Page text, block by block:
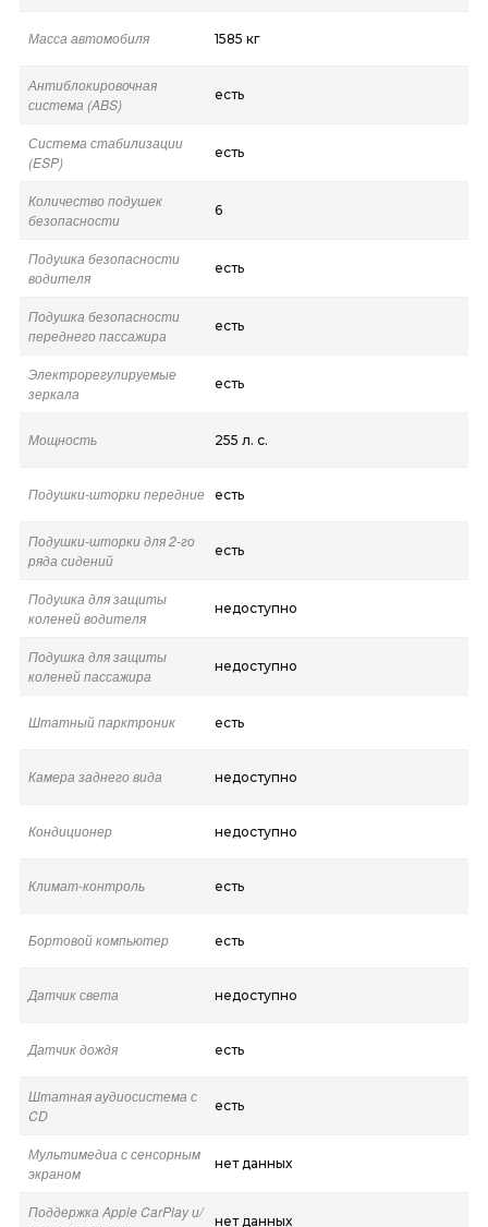
Масса автомобиля 1585 кг
Антиблокировочная
система (ABS)
есть
Система стабилизации
(ESP)
есть
Количество подушек
безопасности
6
Подушка безопасности
водителя
есть
Подушка безопасности
переднего пассажира
есть
Электрорегулируемые
зеркала
есть
Мощность 255 л. с.
Подушки-шторки передние есть
Подушки-шторки для 2-го
ряда сидений
есть
Подушка для защиты
коленей водителя
недоступно
Подушка для защиты
коленей пассажира
недоступно
Штатный парктроник есть
Камера заднего вида недоступно
Кондиционер недоступно
Климат-контроль есть
Бортовой компьютер есть
Датчик света недоступно
Датчик дождя есть
Штатная аудиосистема с
CD
есть
Мультимедиа с сенсорным
экраном
нет данных
Поддержка Apple CarPlay и/
нет данных